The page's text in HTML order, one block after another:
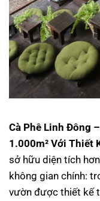
Cà Phê Linh Đông
1.000m² Với Thiết
sở hữu diện tích
không gian chính:
vườn được thiết kế